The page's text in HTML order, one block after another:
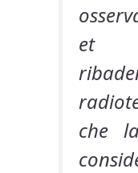
et
che